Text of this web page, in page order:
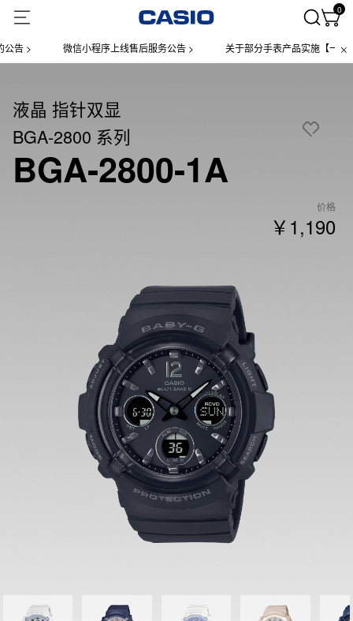
0
> 微信小程序上线售后服务公告 > 关于部分手表产品实施【一物一
液晶 指针双显
BGA-2800 系列
BGA-2800-1A
价格
￥1,190